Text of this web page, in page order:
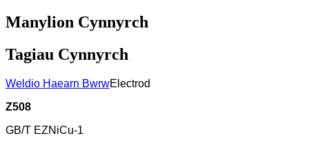
Manylion Cynnyrch
Tagiau Cynnyrch
Weldio Haearn BwrwElectrod
Z508
GB/T EZNiCu-1